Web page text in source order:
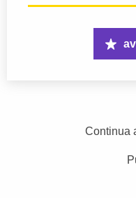
Continua